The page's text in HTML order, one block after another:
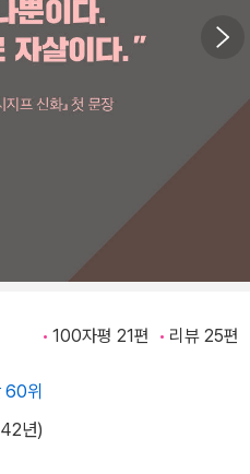
100자평 21편 리뷰 25편
60위
년)